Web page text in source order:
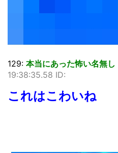
129: 本当にあった怖い名無し
19:38:35.58 ID:
これはこわいね